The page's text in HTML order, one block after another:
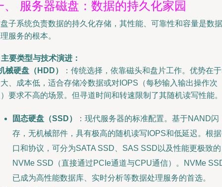
、 服务器磁盘：数据的持久化家园
子系统负责数据的持久化存储，其性能、可靠性和容量是数据
服务的根本。
要类型与技术演进：
械硬盘（HDD）
：传统选择，依靠磁头和盘片工作。优势在
、成本低，适合存储冷数据或对IOPS（每秒输入输出操作次
要求不高的场景。但寻道时间和转速限制了其随机读写性能。
固态硬盘（SSD）
：现代服务器的标准配置。基于NAND闪
存，无机械部件，具有极高的随机读写IOPS和低延迟。根
口和协议，可分为SATA SSD、SAS SSD以及性能更极致的
NVMe SSD（直接通过PCIe通道与CPU通信）。NVMe
已成为高性能数据库、实时分析等数据处理服务的首选。